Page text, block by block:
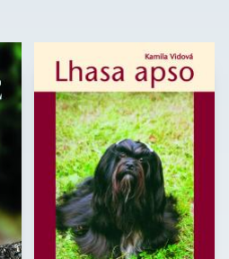
Autor:
Kamila Vidová
Edice:
Portréty
Počet
stran:
200
Formát:
A5
Vazba:
V8a (pevná)
Obrazová
část:
Černobílé a barevné
fotografie
Datum
vydání:
24. 5. 2005